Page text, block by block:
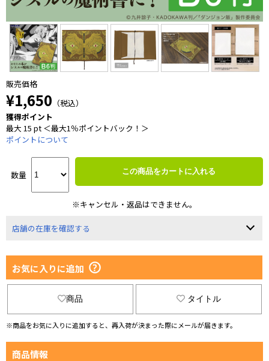
販売価格
¥1,650 （税込）
獲得ポイント
最大 15 pt ＜最大1％ポイントバック！＞
ポイントについて
数量 この商品をカートに入れる
※キャンセル・返品はできません。
店舗の在庫を確認する
お気に入りに追加
商品 タイトル
※商品をお気に入りに追加すると、再入荷が決まった際にメールが届きます。
商品情報